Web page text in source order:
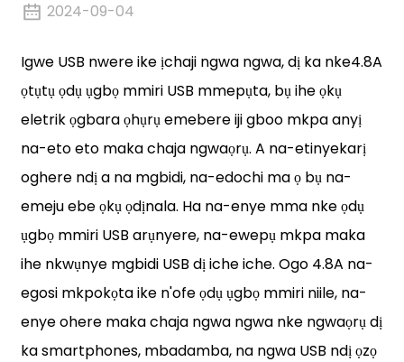
2024-09-04
Igwe USB nwere ike ịchaji ngwa ngwa, dị ka nke4.8A
ọtụtụ ọdụ ụgbọ mmiri USB mmepụta, bụ ihe ọkụ
eletrik ọgbara ọhụrụ emebere iji gboo mkpa anyị
na-eto eto maka chaja ngwaọrụ. A na-etinyekarị
oghere ndị a na mgbidi, na-edochi ma ọ bụ na-
emeju ebe ọkụ ọdịnala. Ha na-enye mma nke ọdụ
ụgbọ mmiri USB arụnyere, na-ewepụ mkpa maka
ihe nkwụnye mgbidi USB dị iche iche. Ogo 4.8A na-
egosi mkpokọta ike n'ofe ọdụ ụgbọ mmiri niile, na-
enye ohere maka chaja ngwa ngwa nke ngwaọrụ dị
ka smartphones, mbadamba, na ngwa USB ndị ọzọ